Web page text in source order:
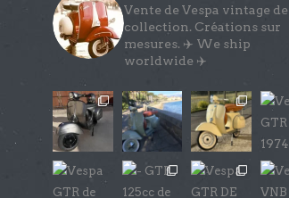
Vente de Vespa vintage de
collection. Créations sur
mesures. ✈️ We ship
worldwide ✈️